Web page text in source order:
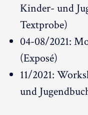
Kinder- und
Textprobe)
04-08/2021:
(Exposé)
11/2021:
und